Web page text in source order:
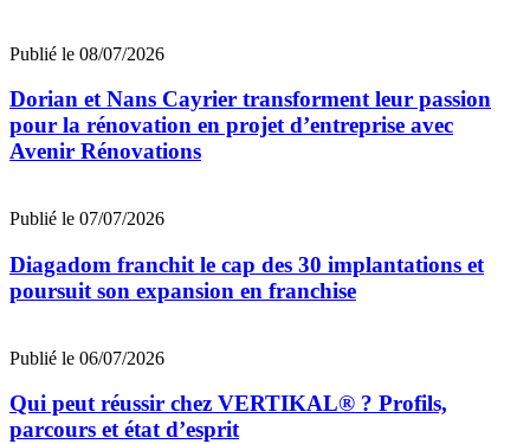
Publié le 08/07/2026
Dorian et Nans Cayrier transforment leur passion
pour la rénovation en projet d’entreprise avec
Avenir Rénovations
Publié le 07/07/2026
Diagadom franchit le cap des 30 implantations et
poursuit son expansion en franchise
Publié le 06/07/2026
Qui peut réussir chez VERTIKAL® ? Profils,
parcours et état d’esprit